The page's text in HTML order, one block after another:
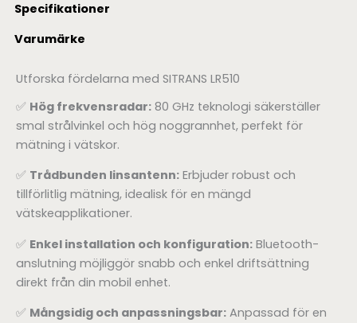
Specifikationer
Varumärke
Utforska fördelarna med SITRANS LR510
✅ Hög frekvensradar: 80 GHz teknologi säkerställer
smal strålvinkel och hög noggrannhet, perfekt för
mätning i vätskor.
✅ Trådbunden linsantenn: Erbjuder robust och
tillförlitlig mätning, idealisk för en mängd
vätskeapplikationer.
✅ Enkel installation och konfiguration: Bluetooth-
anslutning möjliggör snabb och enkel driftsättning
direkt från din mobil enhet.
✅ Mångsidig och anpassningsbar: Anpassad för en